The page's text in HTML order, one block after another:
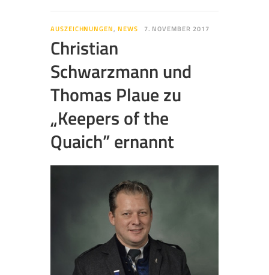
AUSZEICHNUNGEN, NEWS 7. NOVEMBER 2017
Christian
Schwarzmann und
Thomas Plaue zu
„Keepers of the
Quaich” ernannt